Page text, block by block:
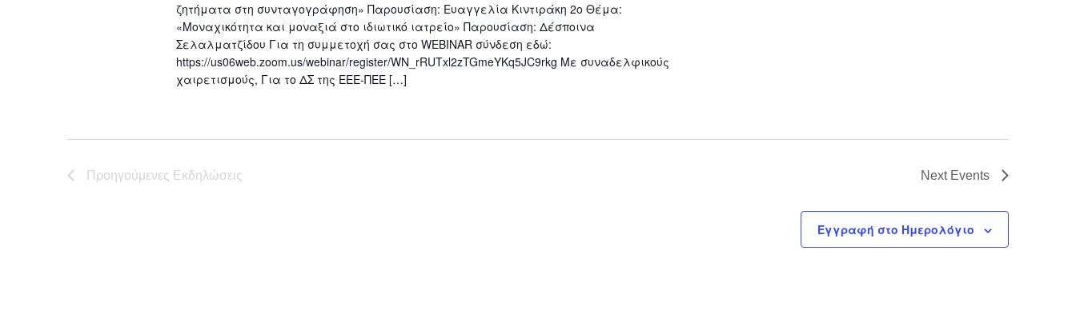
ζητήματα στη συνταγογράφηση» Παρουσίαση: Ευαγγελία Κιντιράκη 2ο Θέμα:
«Μοναχικότητα και μοναξιά στο ιδιωτικό ιατρείο» Παρουσίαση: Δέσποινα
Σελαλματζίδου Για τη συμμετοχή σας στo WEBINAR σύνδεση εδώ:
https://us06web.zoom.us/webinar/register/WN_rRUTxl2zTGmeYKq5JC9rkg Με συναδελφικούς
χαιρετισμούς, Για το ΔΣ της ΕΕΕ-ΠΕΕ […]
Προηγούμενες Εκδηλώσεις Next Events
Εγγραφή στο Ημερολόγιο